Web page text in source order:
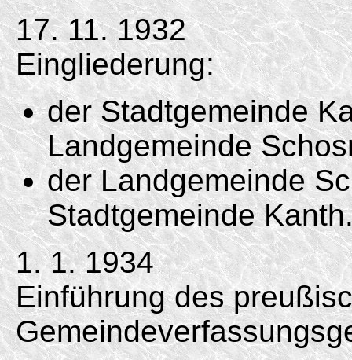
17. 11. 1932
Eingliederung:
der Stadtgemeinde
Landgemeinde
der Landgemeinde
Stadtgemeinde
1. 1. 1934
Einführung des